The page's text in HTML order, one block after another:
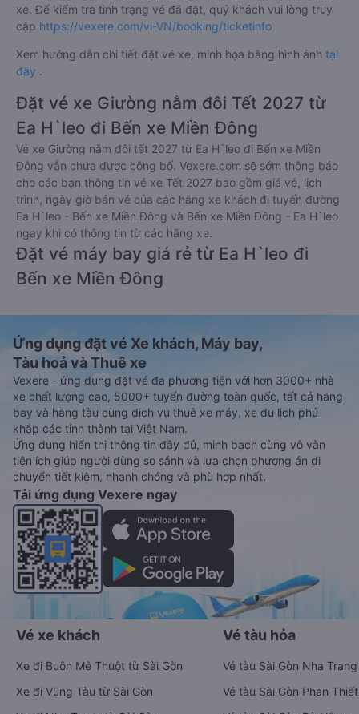
xe. Để kiểm tra tình trạng vé đã đặt, quý khách vui lòng truy
cập https://vexere.com/vi-VN/booking/ticketinfo
Xem hướng dẫn chi tiết đặt vé xe, minh họa bằng hình ảnh tại
đây .
Đặt vé xe Giường nằm đôi Tết 2027 từ
Ea H`leo đi Bến xe Miền Đông
Vé xe Giường nằm đôi tết 2027 từ Ea H`leo đi Bến xe Miền
Đông vẫn chưa được công bố. Vexere.com sẽ sớm thông báo
cho các bạn thông tin vé xe Tết 2027 bao gồm giá vé, lịch
trình, ngày giờ bán vé của các hãng xe khách đi tuyến đường
Ea H`leo - Bến xe Miền Đông và Bến xe Miền Đông - Ea H`leo
ngay khi có thông tin từ các hãng xe.
Đặt vé máy bay giá rẻ từ Ea H`leo đi
Bến xe Miền Đông
Ứng dụng đặt vé Xe khách, Máy bay,
Tàu hoả và Thuê xe
Vexere - ứng dụng đặt vé đa phương tiện với hơn 3000+ nhà
xe chất lượng cao, 5000+ tuyến đường toàn quốc, tất cả hãng
bay và hãng tàu cùng dịch vụ thuê xe máy, xe du lịch phủ
khắp các tỉnh thành tại Việt Nam.
Ứng dụng hiển thị thông tin đầy đủ, minh bạch cùng vô vàn
tiện ích giúp người dùng so sánh và lựa chọn phương án di
chuyển tiết kiệm, nhanh chóng và phù hợp nhất.
Tải ứng dụng Vexere ngay
Vé xe khách
Xe đi Buôn Mê Thuột từ Sài Gòn
Xe đi Vũng Tàu từ Sài Gòn
Vé tàu hỏa
Vé tàu Sài Gòn Nha Trang
Vé tàu Sài Gòn Phan Thiết